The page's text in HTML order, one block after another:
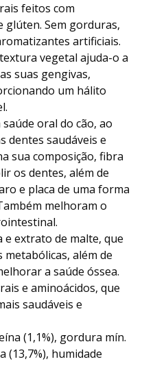
feitos com
glúten. Sem gorduras,
artificiais.
vegetal ajuda-o a
suas gengivas,
um hálito
oral do cão, ao
dentes saudáveis e
sua composição, fibra
os dentes, além de
e placa de uma forma
melhoram o
e extrato de malte, que
além de
a saúde óssea.
e aminoácidos, que
saudáveis e
(1,1%), gordura mín.
(13,7%), humidade